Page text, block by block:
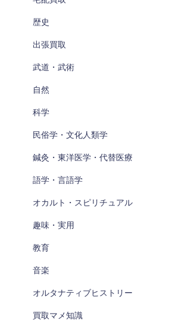
歴史
出張買取
武道・武術
自然
科学
民俗学・文化人類学
鍼灸・東洋医学・代替医療
語学・言語学
オカルト・スピリチュアル
趣味・実用
教育
音楽
オルタナティブヒストリー
買取マメ知識